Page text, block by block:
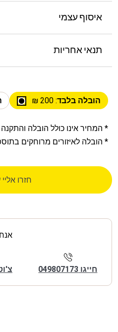
איסוף עצמי
תנאי אחריות
הובלה בלבד: 200 ₪
* המחיר אינו כולל הובלה והתקנה
* הובלה לאיזורים מרוחקים
חזרו
חייגו 049807173